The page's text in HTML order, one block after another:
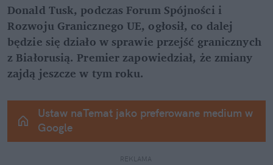
Donald Tusk, podczas Forum Spójności i
Rozwoju Granicznego UE, ogłosił, co dalej
będzie się działo w sprawie przejść granicznych
z Białorusią. Premier zapowiedział, że zmiany
zajdą jeszcze w tym roku.
Ustaw naTemat jako preferowane medium w
Google
REKLAMA